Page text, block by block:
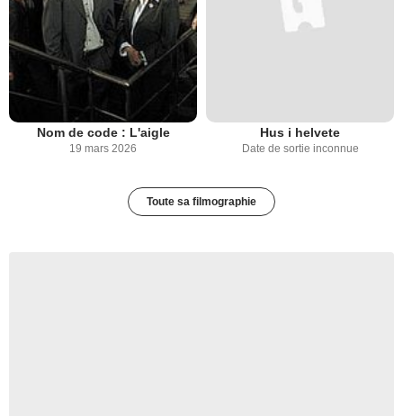
Nom de code : L'aigle
19 mars 2026
Hus i helvete
Date de sortie inconnue
Toute sa filmographie